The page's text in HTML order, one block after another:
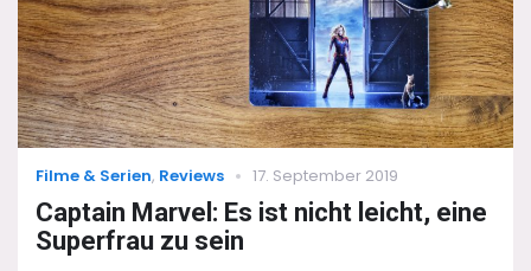
Categories
Filme & Serien, Reviews
Posted
on
17. September 2019
Captain Marvel: Es ist nicht leicht, eine
Superfrau zu sein